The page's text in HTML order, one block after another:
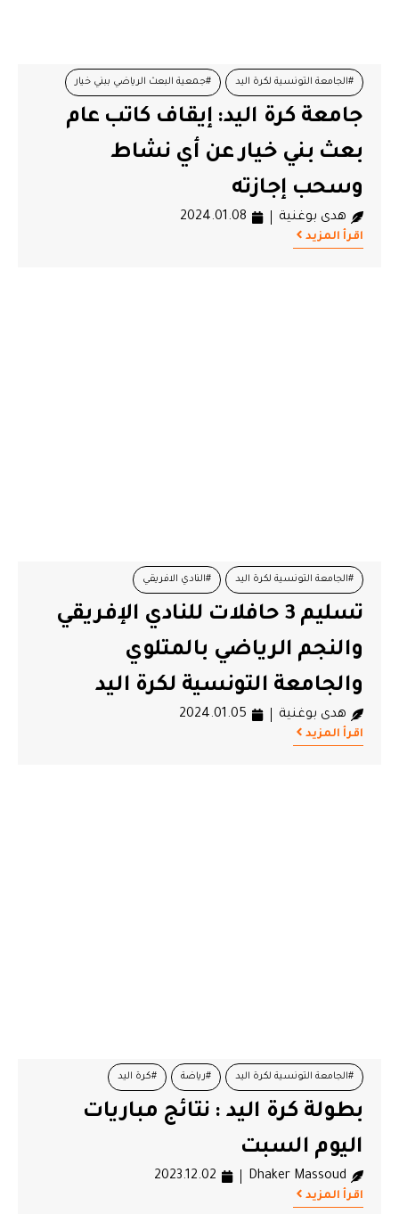
#الجامعة التونسية لكرة اليد #جمعية البعث الرياضي ببني خيار
#رياضة
جامعة كرة اليد: إيقاف كاتب عام
بعث بني خيار عن أي نشاط
وسحب إجازته
هدى بوغنية 2024.01.08
اقرأ المزيد
#الجامعة التونسية لكرة اليد #النادي الافريقي
#النجم الرياضي بالمتلوي #وزارة الشباب والرياضة
تسليم 3 حافلات للنادي الإفريقي
والنجم الرياضي بالمتلوي
والجامعة التونسية لكرة اليد
هدى بوغنية 2024.01.05
اقرأ المزيد
#الجامعة التونسية لكرة اليد #رياضة #كرة اليد
بطولة كرة اليد : نتائج مباريات
اليوم السبت
Dhaker Massoud
2023.12.02
اقرأ المزيد